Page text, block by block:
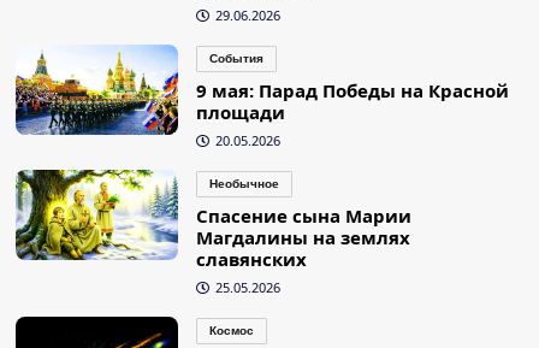
29.06.2026
События
9 мая: Парад Победы на Красной
площади
20.05.2026
Необычное
Спасение сына Марии
Магдалины на землях
славянских
25.05.2026
Космос